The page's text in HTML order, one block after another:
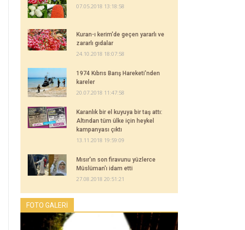
07.05.2018 13:18:58
Kuran-ı kerim'de geçen yararlı ve
zararlı gıdalar
24.10.2018 18:07:58
1974 Kıbrıs Barış Hareketi'nden
kareler
20.07.2018 11:47:58
Karanlık bir el kuyuya bir taş attı:
Altından tüm ülke için heykel
kampanyası çıktı
13.11.2018 19:59:09
Mısır'ın son firavunu yüzlerce
Müslüman'ı idam etti
27.08.2018 20:51:21
FOTO GALERİ